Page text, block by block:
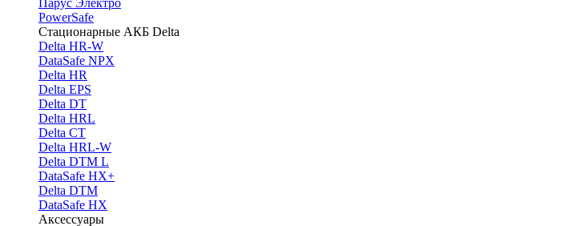
Парус Электро
PowerSafe
Стационарные АКБ Delta
Delta HR-W
DataSafe NPX
Delta HR
Delta EPS
Delta DT
Delta HRL
Delta CT
Delta HRL-W
Delta DTM L
DataSafe HX+
Delta DTM
DataSafe HX
Аксессуары